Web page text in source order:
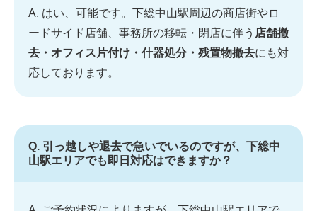
A. はい、可能です。下総中山駅周辺の商店街やロ
ードサイド店舗、事務所の移転・閉店に伴う 店舗撤
去・オフィス片付け・什器処分・残置物撤去にも対
応しております。
Q. 引っ越しや退去で急いでいるのですが、下総中
山駅エリアでも即日対応はできますか？